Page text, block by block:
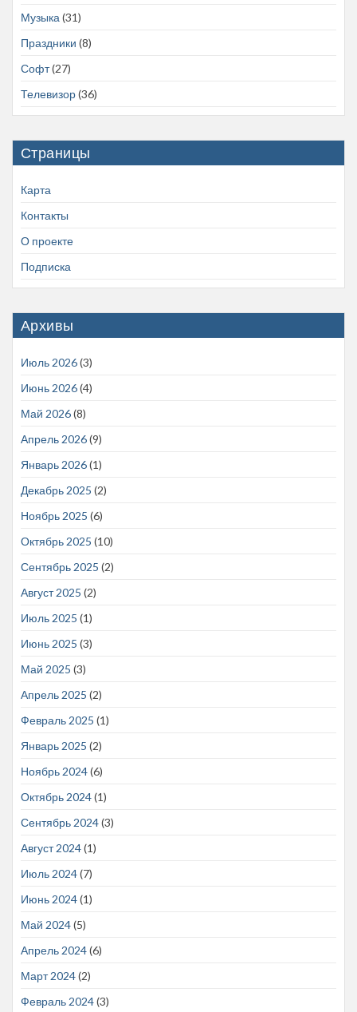
Музыка(31)
Праздники (8)
Софт(27)
Телевизор(36)
Страницы
Карта
Контакты
О проекте
Подписка
Архивы
Июль 2026(3)
Июнь 2026(4)
Май 2026(8)
Апрель 2026(9)
Январь 2026(1)
Декабрь 2025 (2)
Ноябрь 2025 (6)
Октябрь 2025 (10)
Сентябрь 2025 (2)
Август 2025 (2)
Июль 2025 (1)
Июнь 2025 (3)
Май 2025 (3)
Апрель 2025 (2)
Февраль 2025 (1)
Январь 2025 (2)
Ноябрь 2024(6)
Октябрь 2024(1)
Сентябрь 2024(3)
Август 2024(1)
Июль 2024(7)
Июнь 2024(1)
Май 2024(5)
Апрель 2024(6)
Март 2024(2)
Февраль 2024(3)